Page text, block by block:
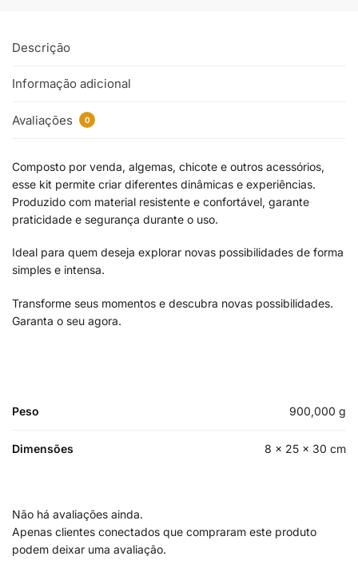
Descrição
Informação adicional
Avaliações 0
Composto por venda, algemas, chicote e outros acessórios,
esse kit permite criar diferentes dinâmicas e experiências.
Produzido com material resistente e confortável, garante
praticidade e segurança durante o uso.
Ideal para quem deseja explorar novas possibilidades de forma
simples e intensa.
Transforme seus momentos e descubra novas possibilidades.
Garanta o seu agora.
Peso 900,000 g
Dimensões 8 × 25 × 30 cm
Não há avaliações ainda.
Apenas clientes conectados que compraram este produto
podem deixar uma avaliação.